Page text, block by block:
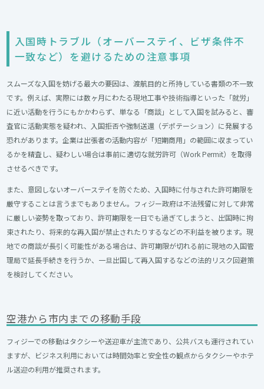
入国時トラブル（オーバーステイ、ビザ条件不
一致など）を避けるための注意事項​
スムーズな入国を妨げる最大の要因は、渡航目的と所持している書類の不一致
です。例えば、実際には数ヶ月にわたる現地工事や技術指導といった「就労」
に近い活動を行うにもかかわらず、単なる「商談」として入国を試みると、審
査官に活動実態を疑われ、入国拒否や強制送還（デポテーション）に発展する
恐れがあります。企業は出張者の活動内容が「短期商用」の範囲に収まってい
るかを精査し、疑わしい場合は事前に適切な就労許可（Work Permit）を取得
させるべきです。
また、意図しないオーバーステイを防ぐため、入国時に付与された許可期限を
厳守することは言うまでもありません。フィジー政府は不法残留に対して非常
に厳しい姿勢を取っており、許可期限を一日でも過ぎてしまうと、出国時に拘
束されたり、将来的な再入国が禁止されたりするなどの不利益を被ります。現
地での商談が長引く可能性がある場合は、許可期限が切れる前に現地の入国管
理局で延長手続きを行うか、一旦出国して再入国するなどの法的リスク回避策
を検討してください。
空港から市内までの移動手段
フィジーでの移動はタクシーや送迎車が主流であり、公共バスも運行されてい
ますが、ビジネス利用においては時間効率と安全性の観点からタクシーやホテ
ル送迎の利用が推奨されます。